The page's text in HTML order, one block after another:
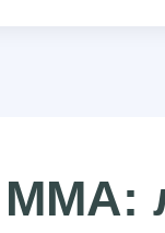
ММА: